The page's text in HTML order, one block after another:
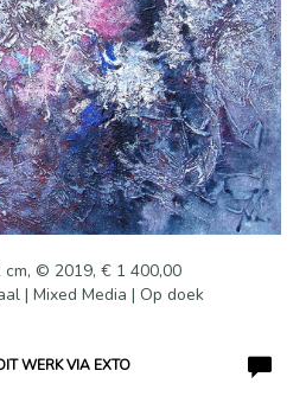
cm, © 2019, € 1 400,00
| Mixed Media | Op doek
WERK VIA EXTO